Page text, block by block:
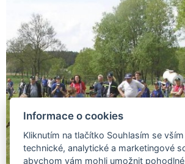
Informace o cookies
Kliknutím na tlačítko Souhlasím se
technické, analytické a marketingové
abychom vám mohli umožnit